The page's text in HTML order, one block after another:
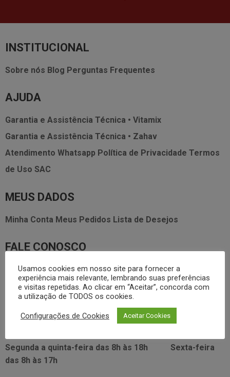
INSTITUCIONAL
Sobre nós Blog Perguntas Frequentes
AJUDA
Garantia e Assistência Técnica • Vitamix
Garantia e Assistência Técnica • Zahav
Atendimento Whatsapp Política de Privacidade Termos
de Uso SAC
MEUS DADOS
Minha Conta Meus Pedidos Lista de Desejos
FALE CONOSCO
3338.2628
foodservice@dayhome.com.br
Atendimento Whatsapp
VISITE NOSSO SHOWRROM:
Segunda a quinta-feira das 8h às 18h
Sexta-feira
das 8h às 17h
Usamos cookies em nosso site para fornecer a
experiência mais relevante, lembrando suas preferências
e visitas repetidas. Ao clicar em “Aceitar”, concorda com
a utilização de TODOS os cookies.
Configurações de Cookies Aceitar Cookies